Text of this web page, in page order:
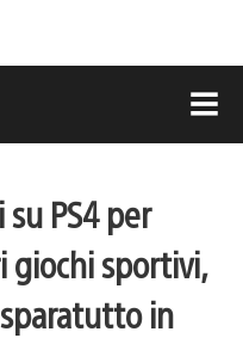
PS4 per
giochi sportivi,
in